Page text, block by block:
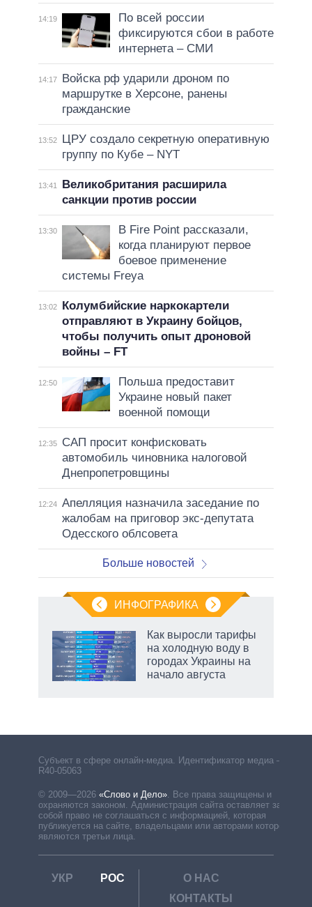
14:19
По всей россии
фиксируются сбои в работе
интернета – СМИ
14:17
Войска рф ударили дроном по
маршрутке в Херсоне, ранены
гражданские
13:52
ЦРУ создало секретную оперативную
группу по Кубе – NYT
13:41
Великобритания расширила
санкции против россии
13:30
В Fire Point рассказали,
когда планируют первое
боевое применение
системы Freya
13:02
Колумбийские наркокартели
отправляют в Украину бойцов,
чтобы получить опыт дроновой
войны – FT
12:50
Польша предоставит
Украине новый пакет
военной помощи
12:35
САП просит конфисковать
автомобиль чиновника налоговой
Днепропетровщины
12:24 Апелляция назначила заседание по
жалобам на приговор экс-депутата
Одесского облсовета
Больше новостей
ИНФОГРАФИКА
Как выросли тарифы
на холодную воду в
городах Украины на
начало августа
Субъект в сфере онлайн-медиа. Идентификатор медиа –
R40-05063
© 2009—2026 «Слово и Дело». Все права защищены и
охраняются законом. Администрация сайта оставляет за
собой право не соглашаться с информацией, которая
публикуется на сайте, владельцами или авторами которой
являются третьи лица.
УКР РОС
О НАС
КОНТАКТЫ